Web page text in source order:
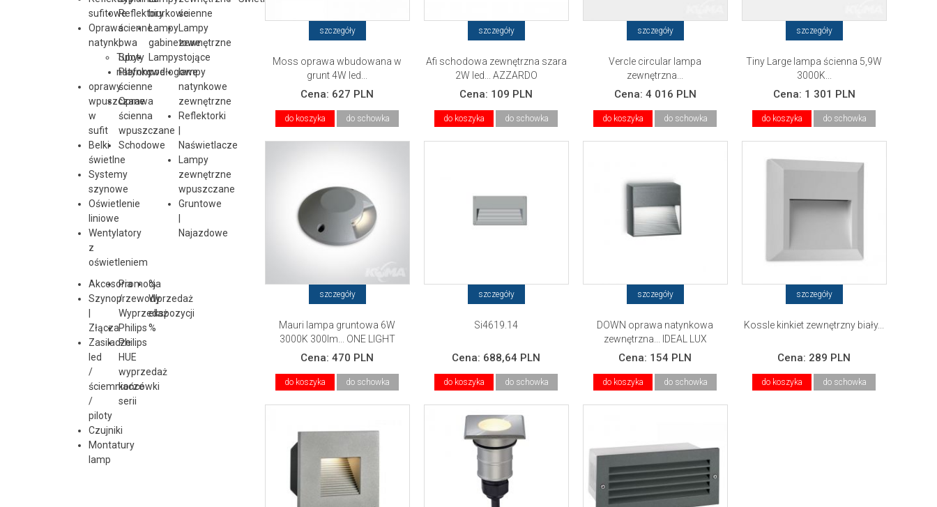
sufitowe
Oprawa
natynkowa
Tuby
natynkowe
oprawy
wpuszczane
w
sufit
Belki
świetlne
Systemy
szynowe
Oświetlenie
liniowe
Wentylatory
z
oświetleniem
Reflektory
ścienne
|
Spoty
Plafony
ścienne
Oprawa
ścienna
wpuszczane
Schodowe
biurkowe
Lampy
gabinetowe
Lampy
podłogowe
ścienne
Lampy
zewnętrzne
stojące
lampy
natynkowe
zewnętrzne
Reflektorki
Naświetlacze
Lampy
zewnętrzne
wpuszczane
Gruntowe
Najazdowe
Akcesoria
Szynoprzewody
Złącza
Zasilacze
led
/
ściemniacze
/
piloty
Czujniki
Montatury
lamp
Promocja
/
Wyprzedaż
Philips
Philips
HUE
wyprzedaż
końcówki
serii
%
Wprzedaż
ekspozycji
%
szczegóły
Moss oprawa wbudowana w
grunt 4W led...
Cena: 627 PLN
do koszyka do schowka
szczegóły
Afi schodowa zewnętrzna szara
2W led... AZZARDO
Cena: 109 PLN
do koszyka do schowka
szczegóły
Vercle circular lampa
zewnętrzna...
Cena: 4 016 PLN
do koszyka do schowka
szczegóły
Tiny Large lampa ścienna 5,9W
3000K...
Cena: 1 301 PLN
do koszyka do schowka
szczegóły
Mauri lampa gruntowa 6W
3000K 300lm... ONE LIGHT
Cena:470 PLN
do koszyka do schowka
szczegóły
Si4619.14
Cena: 688,64 PLN
do koszyka do schowka
szczegóły
DOWN oprawa natynkowa
zewnętrzna... IDEAL LUX
Cena: 154 PLN
do koszyka do schowka
szczegóły
Kossle kinkiet zewnętrzny biały...
Cena: 289 PLN
do koszyka do schowka